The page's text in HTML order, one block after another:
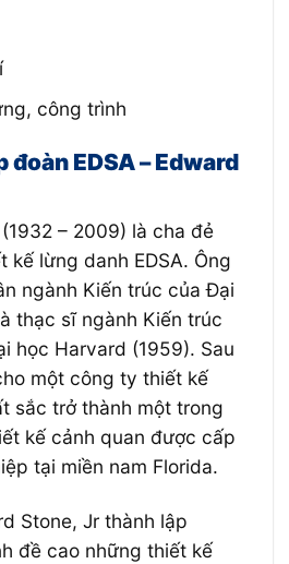
công trình
đoàn EDSA – Edward
– 2009) là cha đẻ
kế lừng danh EDSA. Ông
ngành Kiến trúc của Đại
thạc sĩ ngành Kiến trúc
học Harvard (1959). Sau
một công ty thiết kế
sắc trở thành một trong
kế cảnh quan được cấp
tại miền nam Florida.
Stone, Jr thành lập
đề cao những thiết kế